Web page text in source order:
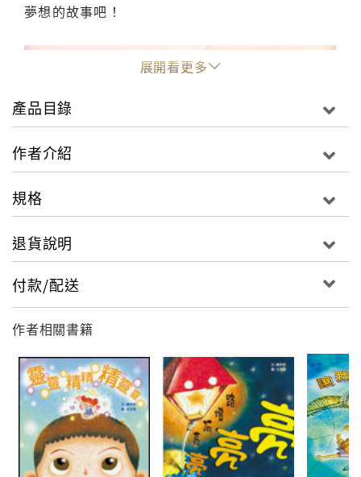
夢想的故事吧！
展開看更多
產品目錄
作者介紹
規格
退貨說明
付款/配送
作者相關書籍